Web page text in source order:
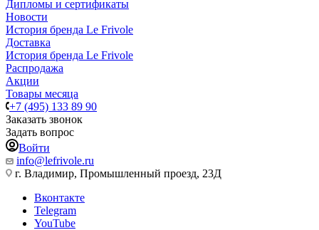
Дипломы и сертификаты
Новости
История бренда Le Frivole
Доставка
История бренда Le Frivole
Распродажа
Акции
Товары месяца
+7 (495) 133 89 90
Заказать звонок
Задать вопрос
Войти
info@lefrivole.ru
г. Владимир, Промышленный проезд, 23Д
Вконтакте
Telegram
YouTube